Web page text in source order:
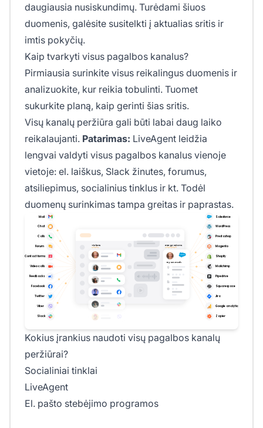
daugiausia nusiskundimų. Turėdami šiuos
duomenis, galėsite susitelkti į aktualias sritis ir
imtis pokyčių.
Kaip tvarkyti visus pagalbos kanalus?
Pirmiausia surinkite visus reikalingus duomenis ir
analizuokite, kur reikia tobulinti. Tuomet
sukurkite planą, kaip gerinti šias sritis.
Visų kanalų peržiūra gali būti labai daug laiko
reikalaujanti. Patarimas: LiveAgent leidžia
lengvai valdyti visus pagalbos kanalus vienoje
vietoje: el. laiškus, Slack žinutes, forumus,
atsiliepimus, socialinius tinklus ir kt. Todėl
duomenų surinkimas tampa greitas ir paprastas.
Kokius įrankius naudoti visų pagalbos kanalų
peržiūrai?
Socialiniai tinklai
LiveAgent
El. pašto stebėjimo programos